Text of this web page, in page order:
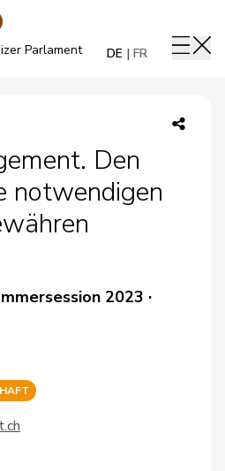
Parlament DE FR
Den
notwendigen
2023 ·